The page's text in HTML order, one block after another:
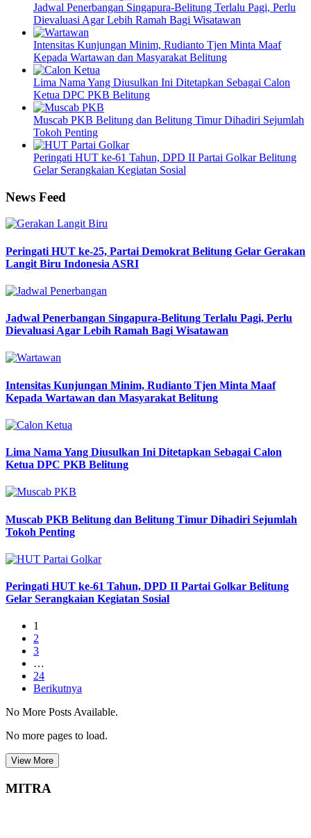
Jadwal Penerbangan Singapura-Belitung Terlalu Pagi, Perlu
Dievaluasi Agar Lebih Ramah Bagi Wisatawan
Intensitas Kunjungan Minim, Rudianto Tjen Minta Maaf
Kepada Wartawan dan Masyarakat Belitung
Lima Nama Yang Diusulkan Ini Ditetapkan Sebagai Calon
Ketua DPC PKB Belitung
Muscab PKB Belitung dan Belitung Timur Dihadiri Sejumlah
Tokoh Penting
Peringati HUT ke-61 Tahun, DPD II Partai Golkar Belitung
Gelar Serangkaian Kegiatan Sosial
News Feed
Peringati HUT ke-25, Partai Demokrat Belitung Gelar Gerakan
Langit Biru Indonesia ASRI
Jadwal Penerbangan Singapura-Belitung Terlalu Pagi, Perlu
Dievaluasi Agar Lebih Ramah Bagi Wisatawan
Intensitas Kunjungan Minim, Rudianto Tjen Minta Maaf
Kepada Wartawan dan Masyarakat Belitung
Lima Nama Yang Diusulkan Ini Ditetapkan Sebagai Calon
Ketua DPC PKB Belitung
Muscab PKB Belitung dan Belitung Timur Dihadiri Sejumlah
Tokoh Penting
Peringati HUT ke-61 Tahun, DPD II Partai Golkar Belitung
Gelar Serangkaian Kegiatan Sosial
1
2
3
…
24
Berikutnya
No More Posts Available.
No more pages to load.
View More
MITRA